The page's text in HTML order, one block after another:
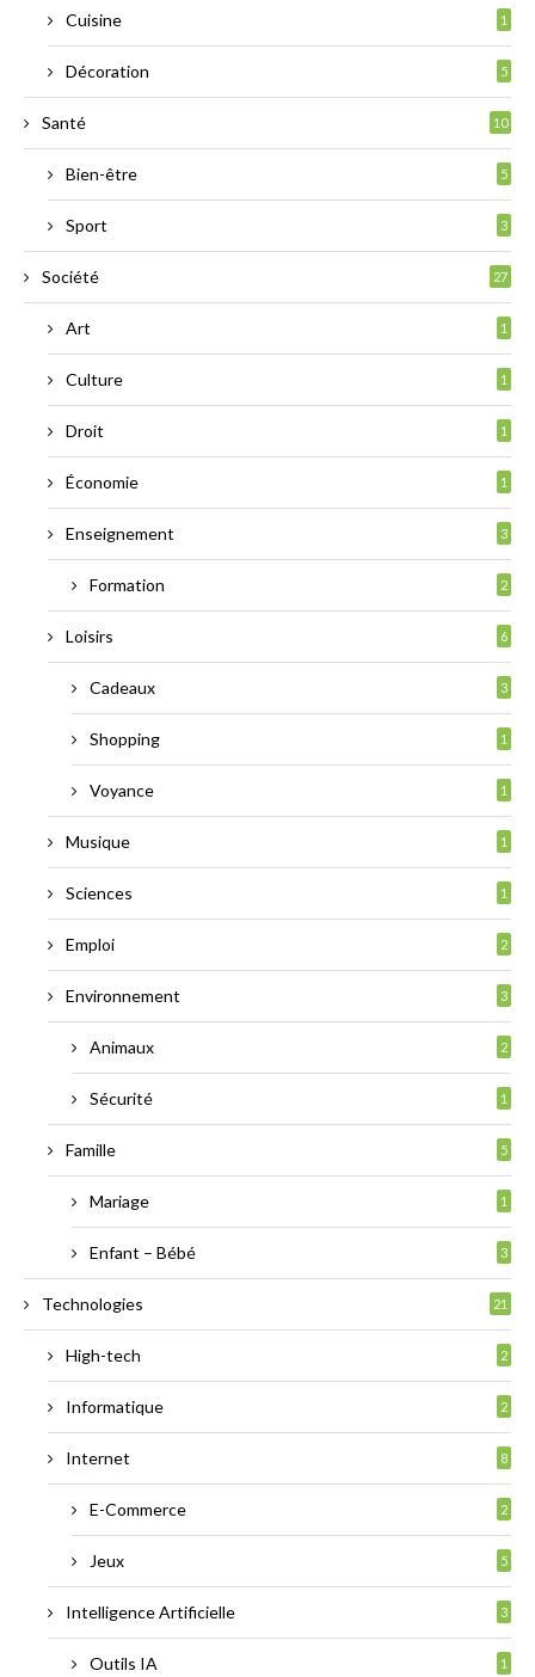
Cuisine 1
Décoration 5
Santé 10
Bien-être 5
Sport 3
Société 27
Art 1
Culture 1
Droit 1
Économie 1
Enseignement 3
Formation 2
Loisirs 6
Cadeaux 3
Shopping 1
Voyance 1
Musique 1
Sciences 1
Emploi 2
Environnement 3
Animaux 2
Sécurité 1
Famille 5
Mariage 1
Enfant – Bébé 3
Technologies 21
High-tech 2
Informatique 2
Internet 8
E-Commerce 2
Jeux 5
Intelligence Artificielle 3
Outils IA 1